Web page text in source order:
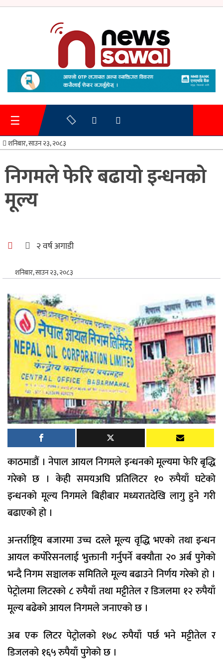
गृहपृष्ठ
समाचार
प्रशासन
स्वास्थ्य/
शिक्षा
मनोरन्जन
☰
शनिबार, साउन २३, २०८३
निगमले फेरि बढायो इन्धनको
मूल्य
२ वर्ष अगाडी
शनिबार, साउन २३, २०८३
काठमाडौं । नेपाल आयल निगमले इन्धनको मूल्यमा फेरि बृद्धि
गरेको छ । केही समयअघि प्रतिलिटर १० रुपैयाँ घटेको
इन्धनको मूल्य निगमले बिहीबार मध्यरातदेखि लागु हुने गरी
बढाएको हो ।
अन्तर्राष्ट्रिय बजारमा उच्च दरले मूल्य वृद्धि भएको तथा इन्धन
आयल कर्पोरेसनलाई भुक्तानी गर्नुपर्ने बक्यौता २० अर्ब पुगेको
भन्दै निगम सञ्चालक समितिले मूल्य बढाउने निर्णय गरेको हो ।
पेट्रोलमा लिटरको ८ रुपैयाँ तथा मट्टीतेल र डिजलमा १२ रुपैयाँ
मूल्य बढेको आयल निगमले जनाएको छ ।
अब एक लिटर पेट्रोलको १७८ रुपैयाँ पर्छ भने मट्टीतेल र
डिजलको १६५ रुपैयाँ पुगेको छ ।